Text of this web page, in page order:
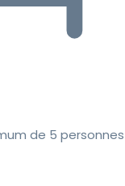
de 5 personnes